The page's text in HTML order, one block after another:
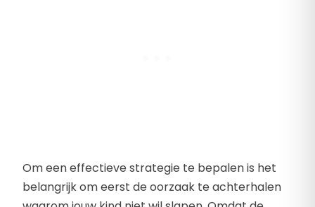
Om een effectieve strategie te bepalen is het
belangrijk om eerst de oorzaak te achterhalen